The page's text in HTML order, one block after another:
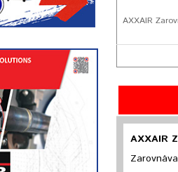
AXXAIR
AXXAIR